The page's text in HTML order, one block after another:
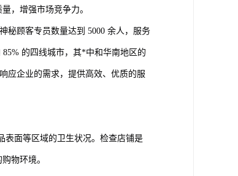
，增强市场竞争力。
秘顾客专员数量达到 5000 余人，服务
的四线城市，其*中和华南地区的
应企业的需求，提供高效、优质的服
表面等区域的卫生状况。检查店铺是
物环境。